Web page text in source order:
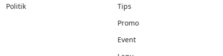
Politik
Tips
Promo
Event